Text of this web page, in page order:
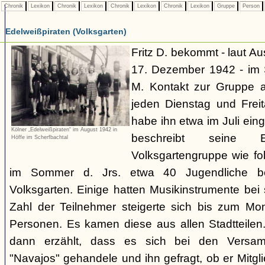
Chronik Lexikon Chronik Lexikon Chronik Lexikon Chronik Lexikon Gruppe Person
Edelweißpiraten (Volksgarten)
Kölner „Edelweißpiraten“ im August 1942 in
Höffe im Scherfbachtal
Fritz D. bekommt - laut
17. Dezember 1942 - im
M. Kontakt zur Gruppe
jeden Dienstag und
habe ihn etwa im Juli
beschreibt seine
Volksgartengruppe wie
im Sommer d. Jrs. etwa 40 Jugendliche
Volksgarten. Einige hatten Musikinstrumente
Zahl der Teilnehmer steigerte sich bis zum
Personen. Es kamen diese aus allen
dann erzählt, dass es sich bei den
"Navajos" gehandele und ihn gefragt, ob er